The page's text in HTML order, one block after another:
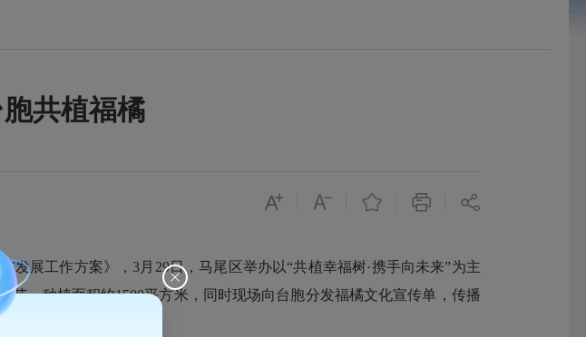
共植福橘
展工作方案》，3月29日，马尾区举办以“共植幸福树·携手向未来”为主
，种植面积约1500平方米，同时现场向台胞分发福橘文化宣传单，传播